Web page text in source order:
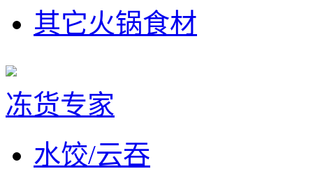
其它火锅食材
冻货专家
水饺/云吞